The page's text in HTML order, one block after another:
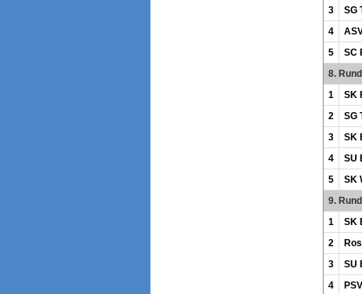
3
SG
4
5
SC
8.
1
SK
2
SG
3
SK
4
SU
5
SK
9.
1
SK
2
3
SU
4